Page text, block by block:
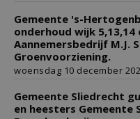
Gemeente 's-
onderhoud wijk 5,13,14
Aannemersbedrijf M.J.
Groenvoorziening.
woensdag 10 december
Gemeente Sliedrecht
en heesters Gemeente